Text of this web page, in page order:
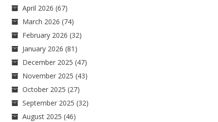
April 2026 (67)
March 2026 (74)
February 2026 (32)
January 2026 (81)
December 2025 (47)
November 2025 (43)
October 2025 (27)
September 2025 (32)
August 2025 (46)